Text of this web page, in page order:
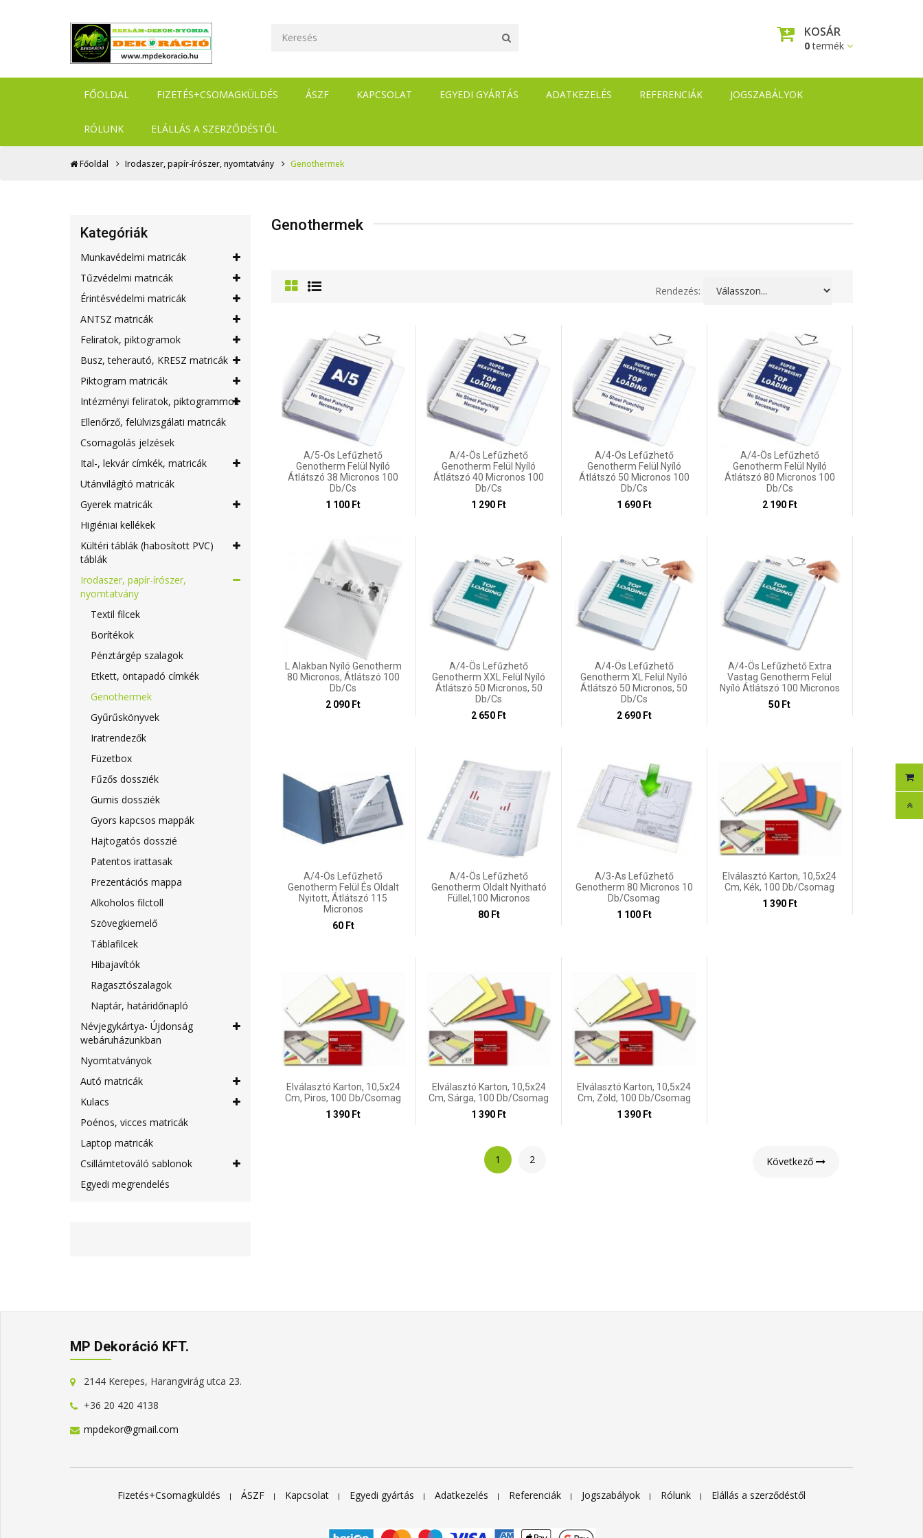
KOSÁR
0termék
FŐOLDAL FIZETÉS+CSOMAGKÜLDÉS ÁSZF KAPCSOLAT EGYEDI GYÁRTÁS ADATKEZELÉS REFERENCIÁK JOGSZABÁLYOK
RÓLUNK ELÁLLÁS A SZERZŐDÉSTŐL
Főoldal Irodaszer, papír-írószer, nyomtatvány Genothermek
Kategóriák
Munkavédelmi matricák
Tűzvédelmi matricák
Érintésvédelmi matricák
ANTSZ matricák
Feliratok, piktogramok
Busz, teherautó, KRESZ matricák
Piktogram matricák
Intézményi feliratok, piktogrammok
Ellenőrző, felülvizsgálati matricák
Csomagolás jelzések
Ital-, lekvár címkék, matricák
Utánvilágító matricák
Gyerek matricák
Higiéniai kellékek
Kültéri táblák (habosított PVC)
táblák
Irodaszer, papír-írószer,
nyomtatvány
Textil filcek
Borítékok
Pénztárgép szalagok
Etkett, öntapadó címkék
Genothermek
Gyűrűskönyvek
Iratrendezők
Füzetbox
Fűzős dossziék
Gumis dossziék
Gyors kapcsos mappák
Hajtogatós dosszié
Patentos irattasak
Prezentációs mappa
Alkoholos filctoll
Szövegkiemelő
Táblafilcek
Hibajavítók
Ragasztószalagok
Naptár, határidőnapló
Névjegykártya- Újdonság
webáruházunkban
Nyomtatványok
Autó matricák
Kulacs
Poénos, vicces matricák
Laptop matricák
Csillámtetováló sablonok
Egyedi megrendelés
Genothermek
Rendezés:
A/5-Ös Lefűzhető
Genotherm Felül Nyíló
Átlátszó 38 Micronos 100
Db/cs
1 100 Ft
A/4-Ös Lefűzhető
Genotherm Felül Nyíló
Átlátszó 40 Micronos 100
Db/cs
1 290 Ft
A/4-Ös Lefűzhető
Genotherm Felül Nyíló
Átlátszó 50 Micronos 100
Db/cs
1 690 Ft
A/4-Ös Lefűzhető
Genotherm Felül Nyíló
Átlátszó 80 Micronos 100
Db/cs
2 190 Ft
L Alakban Nyíló Genotherm
80 Micronos, Átlátszó 100
Db/cs
2 090 Ft
A/4-Ös Lefűzhető
Genotherm XXL Felül Nyíló
Átlátszó 50 Micronos, 50
Db/cs
2 650 Ft
A/4-Ös Lefűzhető
Genotherm XL Felül Nyíló
Átlátszó 50 Micronos, 50
Db/cs
2 690 Ft
A/4-Ös Lefűzhető Extra
Vastag Genotherm Felül
Nyíló Átlátszó 100 Micronos
50 Ft
A/4-Ös Lefűzhető
Genotherm Felül És Oldalt
Nyitott, Átlátszó 115
Micronos
60 Ft
A/4-Ös Lefűzhető
Genotherm Oldalt Nyitható
Füllel,100 Micronos
80 Ft
A/3-As Lefűzhető
Genotherm 80 Micronos 10
Db/csomag
1 100 Ft
Elválasztó Karton, 10,5x24
Cm, Kék, 100 Db/csomag
1 390 Ft
Elválasztó Karton, 10,5x24
Cm, Piros, 100 Db/csomag
1 390 Ft
Elválasztó Karton, 10,5x24
Cm, Sárga, 100 Db/csomag
1 390 Ft
Elválasztó Karton, 10,5x24
Cm, Zöld, 100 Db/csomag
1 390 Ft
1 2 Következő
MP Dekoráció KFT.
2144 Kerepes, Harangvirág utca 23.
+36 20 420 4138
mpdekor@gmail.com
Fizetés+Csomagküldés ÁSZF Kapcsolat Egyedi gyártás Adatkezelés Referenciák Jogszabályok Rólunk Elállás a szerződéstől